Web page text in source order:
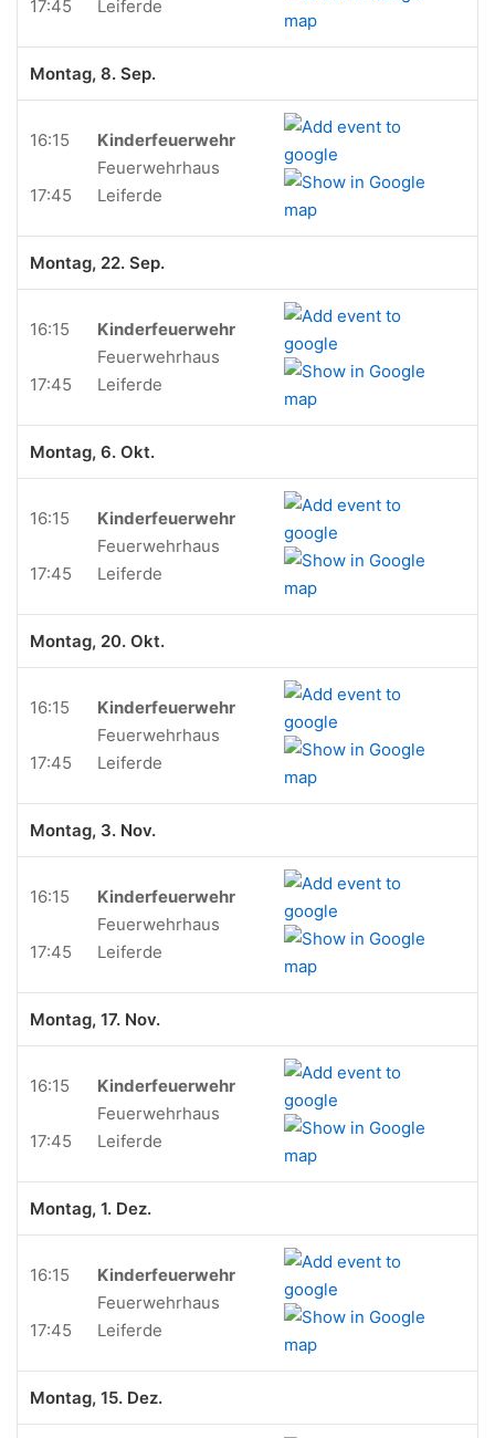
17:45
Leiferde
Montag, 8. Sep.
16:15
17:45
Kinderfeuerwehr
Feuerwehrhaus
Leiferde
Montag, 22. Sep.
16:15
17:45
Kinderfeuerwehr
Feuerwehrhaus
Leiferde
Montag, 6. Okt.
16:15
17:45
Kinderfeuerwehr
Feuerwehrhaus
Leiferde
Montag, 20. Okt.
16:15
17:45
Kinderfeuerwehr
Feuerwehrhaus
Leiferde
Montag, 3. Nov.
16:15
17:45
Kinderfeuerwehr
Feuerwehrhaus
Leiferde
Montag, 17. Nov.
16:15
17:45
Kinderfeuerwehr
Feuerwehrhaus
Leiferde
Montag, 1. Dez.
16:15
17:45
Kinderfeuerwehr
Feuerwehrhaus
Leiferde
Montag, 15. Dez.